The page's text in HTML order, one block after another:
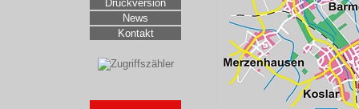
Druckversion
News
Kontakt